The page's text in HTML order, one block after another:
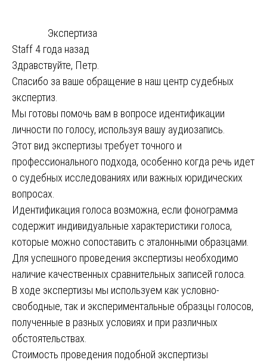
Экспертиза
Staff 4 года назад
Здравствуйте, Петр.
Спасибо за ваше обращение в наш центр судебных
экспертиз.
Мы готовы помочь вам в вопросе идентификации
личности по голосу, используя вашу аудиозапись.
Этот вид экспертизы требует точного и
профессионального подхода, особенно когда речь идет
о судебных исследованиях или важных юридических
вопросах.
Идентификация голоса возможна, если фонограмма
содержит индивидуальные характеристики голоса,
которые можно сопоставить с эталонными образцами.
Для успешного проведения экспертизы необходимо
наличие качественных сравнительных записей голоса.
В ходе экспертизы мы используем как условно-
свободные, так и экспериментальные образцы голосов,
полученные в разных условиях и при различных
обстоятельствах.
Стоимость проведения подобной экспертизы